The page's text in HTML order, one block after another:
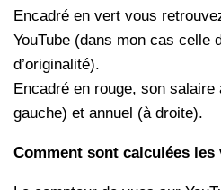
Encadré en vert vous
YouTube (dans mon cas celle
d’originalité).
Encadré en rouge, son
gauche) et annuel (à droite).
Comment sont calculées les